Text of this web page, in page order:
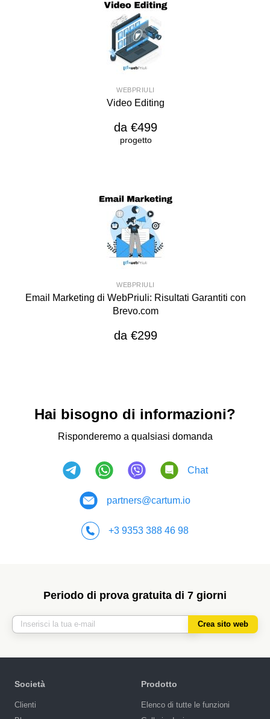
WEBPRIULI
Video Editing
da €499
progetto
WEBPRIULI
Email Marketing di WebPriuli: Risultati Garantiti con
Brevo.com
da €299
Hai bisogno di informazioni?
Risponderemo a qualsiasi domanda
Chat
partners@cartum.io
+3 9353 388 46 98
Periodo di prova gratuita di 7 giorni
Crea sito web
Società
Сlienti
Prodotto
Elenco di tutte le funzioni